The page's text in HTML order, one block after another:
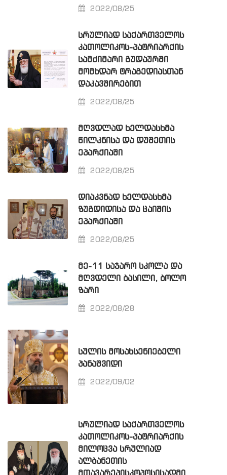
2022/08/25
ᲡᲠᲣᲚᲘᲐᲓ ᲡᲐᲥᲐᲠᲗᲕᲔᲚᲝᲡ
ᲙᲐᲗᲝᲚᲘᲙᲝᲡ-ᲞᲐᲢᲠᲘᲐᲠᲥᲘᲡ
ᲡᲐᲛᲫᲘᲛᲐᲠᲘ ᲒᲣᲓᲐᲣᲠᲨᲘ
ᲛᲝᲛᲮᲓᲐᲠ ᲢᲠᲐᲒᲔᲓᲘᲐᲡᲗᲐᲜ
ᲓᲐᲙᲐᲕᲨᲘᲠᲔᲑᲘᲗ
2022/08/25
ᲛᲦᲕᲓᲚᲐᲓ ᲮᲔᲚᲓᲐᲡᲮᲛᲐ
ᲬᲘᲚᲙᲜᲘᲡᲐ ᲓᲐ ᲓᲣᲨᲔᲗᲘᲡ
ᲔᲞᲐᲠᲥᲘᲐᲨᲘ
2022/08/25
ᲓᲘᲐᲙᲕᲜᲐᲓ ᲮᲔᲚᲓᲐᲡᲮᲛᲐ
ᲖᲣᲒᲓᲘᲓᲘᲡᲐ ᲓᲐ ᲪᲐᲘᲨᲘᲡ
ᲔᲞᲐᲠᲥᲘᲐᲨᲘ
2022/08/25
ᲛᲔ-11 ᲡᲐᲯᲐᲠᲝ ᲡᲙᲝᲚᲐ ᲓᲐ
ᲛᲦᲕᲓᲔᲚᲘ ᲑᲐᲡᲘᲚᲘ, ᲑᲝᲚᲝ
ᲖᲐᲠᲘ
2022/08/28
ᲡᲣᲚᲘᲡ ᲛᲝᲡᲐᲮᲡᲔᲜᲘᲔᲑᲔᲚᲘ
ᲞᲐᲜᲐᲨᲕᲘᲓᲘ
2022/09/02
ᲡᲠᲣᲚᲘᲐᲓ ᲡᲐᲥᲐᲠᲗᲕᲔᲚᲝᲡ
ᲙᲐᲗᲝᲚᲘᲙᲝᲡ-ᲞᲐᲢᲠᲘᲐᲠᲥᲘᲡ
ᲛᲘᲚᲝᲪᲕᲐ ᲡᲠᲣᲚᲘᲐᲓ
ᲐᲚᲑᲐᲜᲔᲗᲘᲡ